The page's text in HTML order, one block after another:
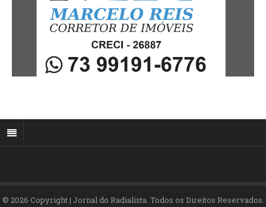
© 2026 Copyright | Jornal do Radialista. Todos os Direitos Reservados.